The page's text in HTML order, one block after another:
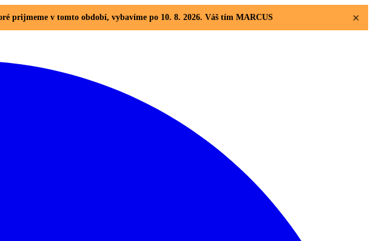
prijmeme v tomto období, vybavíme po 10. 8. 2026. Váš tím MARCUS ×